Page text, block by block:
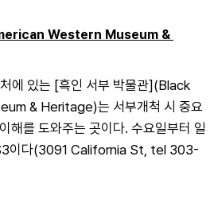
Western Museum &
에 있는 [흑인 서부 박물관](Black
& Heritage)는 서부개척 시 중요
해를 도와주는 곳이다. 수요일부터 일
이다(3091 California St, tel 303-